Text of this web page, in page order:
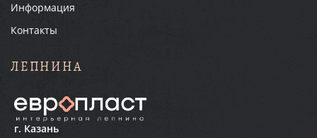
Информация
Контакты
ЛЕПНИНА
г. Казань